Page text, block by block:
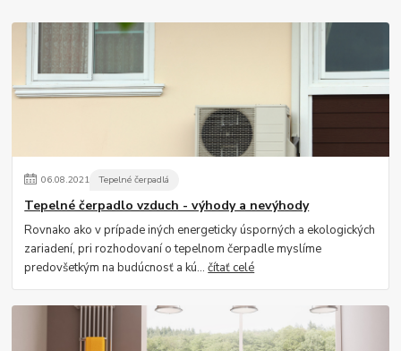
06.08.2021 Tepelné čerpadlá
Tepelné čerpadlo vzduch - výhody a nevýhody
Rovnako ako v prípade iných energeticky úsporných a ekologických
zariadení, pri rozhodovaní o tepelnom čerpadle myslíme
predovšetkým na budúcnosť a kú...čítať celé